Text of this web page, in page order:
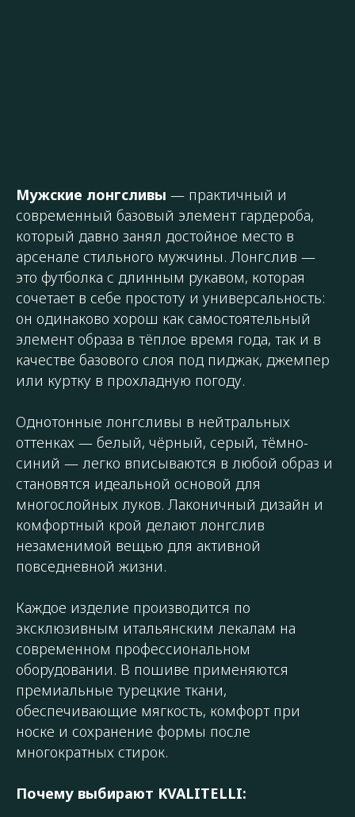
Мужские лонгсливы — практичный и
современный базовый элемент гардероба,
который давно занял достойное место в
арсенале стильного мужчины. Лонгслив —
это футболка с длинным рукавом, которая
сочетает в себе простоту и универсальность:
он одинаково хорош как самостоятельный
элемент образа в тёплое время года, так и в
качестве базового слоя под пиджак, джемпер
или куртку в прохладную погоду.
Однотонные лонгсливы в нейтральных
оттенках — белый, чёрный, серый, тёмно-
синий — легко вписываются в любой образ и
становятся идеальной основой для
многослойных луков. Лаконичный дизайн и
комфортный крой делают лонгслив
незаменимой вещью для активной
повседневной жизни.
Каждое изделие производится по
эксклюзивным итальянским лекалам на
современном профессиональном
оборудовании. В пошиве применяются
премиальные турецкие ткани,
обеспечивающие мягкость, комфорт при
носке и сохранение формы после
многократных стирок.
Почему выбирают KVALITELLI: